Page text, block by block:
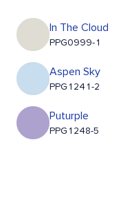
In The Cloud
PPG0999-1
Aspen Sky
PPG1241-2
Puturple
PPG1248-5